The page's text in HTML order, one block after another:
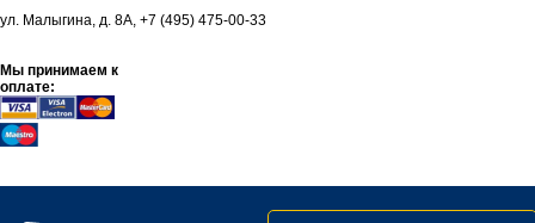
ул. Малыгина, д. 8А, +7 (495) 475-00-33
Мы принимаем к
оплате: